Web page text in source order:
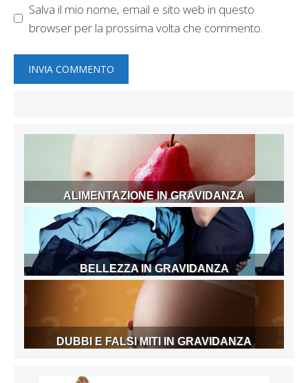
Salva il mio nome, email e sito web in questo
browser per la prossima volta che commento.
ALIMENTAZIONE IN GRAVIDANZA
BELLEZZA IN GRAVIDANZA
DUBBI E FALSI MITI IN GRAVIDANZA